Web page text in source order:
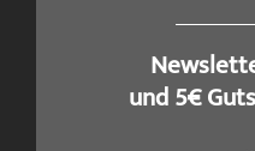
und 5€